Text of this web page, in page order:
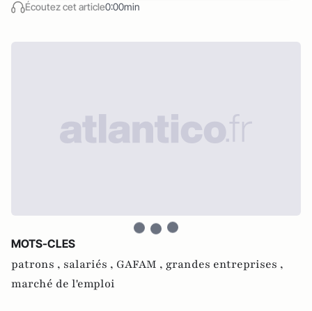
Écoutez cet article0:00min
MOTS-CLES
patrons , salariés , GAFAM , grandes entreprises ,
marché de l'emploi